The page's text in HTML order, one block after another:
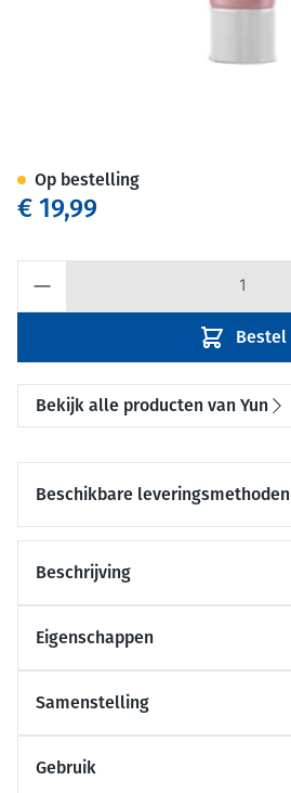
€ 19,99
Bestel
Op bestelling
Bekijk alle producten van Yun
Beschikbare leveringsmethoden
Beschrijving
Eigenschappen
Samenstelling
Gebruik